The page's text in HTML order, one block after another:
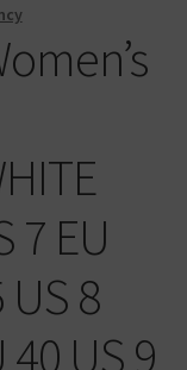
7 EU
US 8
40 US 9